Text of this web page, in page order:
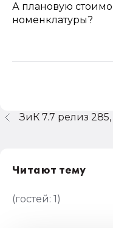
А плановую
номенклатуры?
Читают тему
(гостей: 1)